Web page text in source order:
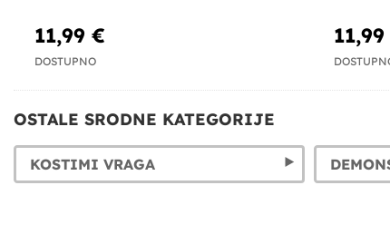
11,99 €
DOSTUPNO
OSTALE SRODNE KATEGORIJE
KOSTIMI VRAGA